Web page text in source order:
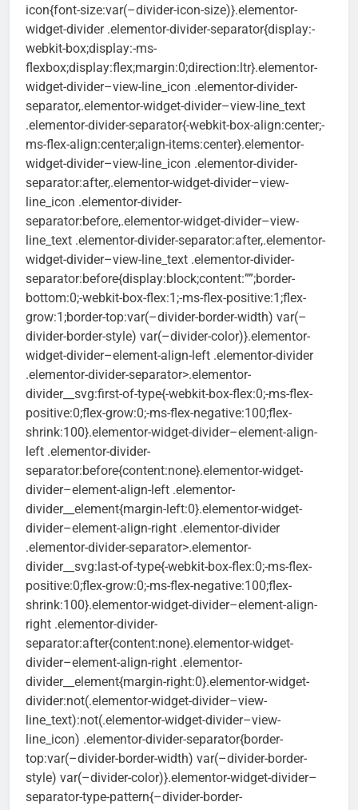
icon{font-size:var(–divider-icon-size)}.elementor-
widget-divider .elementor-divider-separator{display:-
webkit-box;display:-ms-
flexbox;display:flex;margin:0;direction:ltr}.elementor-
widget-divider–view-line_icon .elementor-divider-
separator,.elementor-widget-divider–view-line_text
.elementor-divider-separator{-webkit-box-align:center;-
ms-flex-align:center;align-items:center}.elementor-
widget-divider–view-line_icon .elementor-divider-
separator:after,.elementor-widget-divider–view-
line_icon .elementor-divider-
separator:before,.elementor-widget-divider–view-
line_text .elementor-divider-separator:after,.elementor-
widget-divider–view-line_text .elementor-divider-
separator:before{display:block;content:””;border-
bottom:0;-webkit-box-flex:1;-ms-flex-positive:1;flex-
grow:1;border-top:var(–divider-border-width) var(–
divider-border-style) var(–divider-color)}.elementor-
widget-divider–element-align-left .elementor-divider
.elementor-divider-separator>.elementor-
divider__svg:first-of-type{-webkit-box-flex:0;-ms-flex-
positive:0;flex-grow:0;-ms-flex-negative:100;flex-
shrink:100}.elementor-widget-divider–element-align-
left .elementor-divider-
separator:before{content:none}.elementor-widget-
divider–element-align-left .elementor-
divider__element{margin-left:0}.elementor-widget-
divider–element-align-right .elementor-divider
.elementor-divider-separator>.elementor-
divider__svg:last-of-type{-webkit-box-flex:0;-ms-flex-
positive:0;flex-grow:0;-ms-flex-negative:100;flex-
shrink:100}.elementor-widget-divider–element-align-
right .elementor-divider-
separator:after{content:none}.elementor-widget-
divider–element-align-right .elementor-
divider__element{margin-right:0}.elementor-widget-
divider:not(.elementor-widget-divider–view-
line_text):not(.elementor-widget-divider–view-
line_icon) .elementor-divider-separator{border-
top:var(–divider-border-width) var(–divider-border-
style) var(–divider-color)}.elementor-widget-divider–
separator-type-pattern{–divider-border-